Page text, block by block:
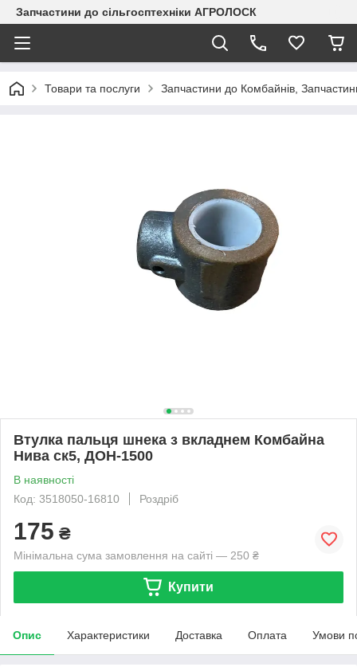
Запчастини до сільгосптехніки АГРОЛОСК
Товари та послуги Запчастини до Комбайнів,
Втулка пальця шнека з вкладнем Комбайна
Нива ск5, ДОН-1500
В наявності
Код: 3518050-16810
Роздріб
175 ₴
Мінімальна сума замовлення на сайті — 250 ₴
Купити
Опис Характеристики Доставка Оплата Умови